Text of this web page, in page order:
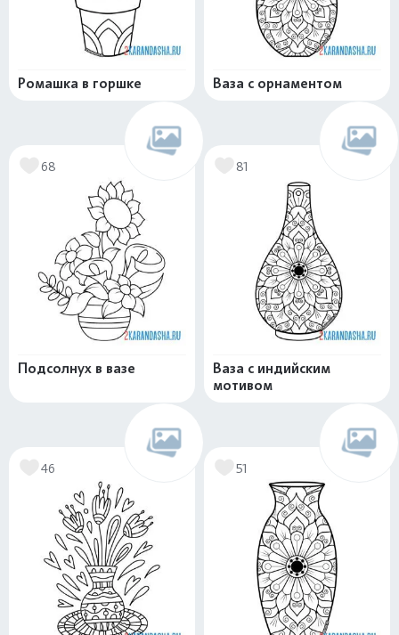
Ромашка в горшке Ваза с орнаментом
68
Подсолнух в вазе
81
Ваза с индийским
мотивом
46 51